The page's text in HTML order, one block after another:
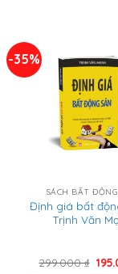
-35%
SÁCH BẤT
Định giá bất
Trịnh Văn
299.000₫ Giá